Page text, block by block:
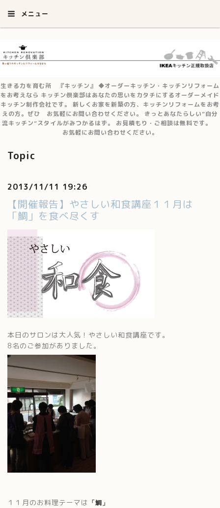
メニュー
生きる力を育む所 『キッチン』 ◆オーダーキッチン・キッチンリフォーム
をお考えなら キッチン倶楽部はあなたの思いをカタチにするオーダーメイド
キッチン制作会社です。 新しくお家を新築の方、キッチンリフォームをお考
えの方。ぜひ お気軽にお問い合わせください。 きっとあなたらしい”自分
流キッチン”スタイルがみつかるはず。 お見積もり・ご相談は無料です。
お気軽にお問い合わせください。
Topic
2013/11/11 19:26
【開催報告】やさしい和食講座１１月は
「鯛」を食べ尽くす
本日のサロンは大人気！やさしい和食講座です。
8名のご参加がありました。
１１月のお料理テーマは 「鯛」